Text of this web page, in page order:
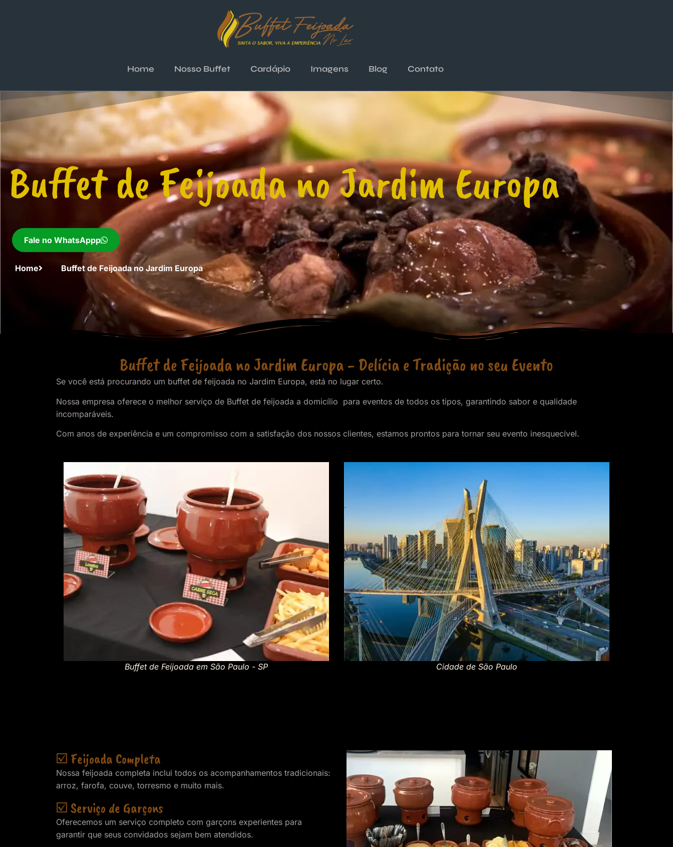
Home Nosso Buffet Cardápio Imagens Blog Contato
Buffet de Feijoada no Jardim Europa
Fale no WhatsAppp
Home Buffet de Feijoada no Jardim Europa
Buffet de Feijoada no Jardim Europa - Delícia e Tradição no seu Evento
Se você está procurando um buffet de feijoada no Jardim Europa, está no lugar certo.
Nossa empresa oferece o melhor serviço de Buffet de feijoada a domicílio para eventos de todos os tipos, garantindo sabor e qualidade
incomparáveis.
Com anos de experiência e um compromisso com a satisfação dos nossos clientes, estamos prontos para tornar seu evento inesquecível.
Buffet de Feijoada em São Paulo - SP Cidade de São Paulo
☑️ Feijoada Completa
Nossa feijoada completa inclui todos os acompanhamentos tradicionais:
arroz, farofa, couve, torresmo e muito mais.
☑️ Serviço de Garçons
Oferecemos um serviço completo com garçons experientes para
garantir que seus convidados sejam bem atendidos.